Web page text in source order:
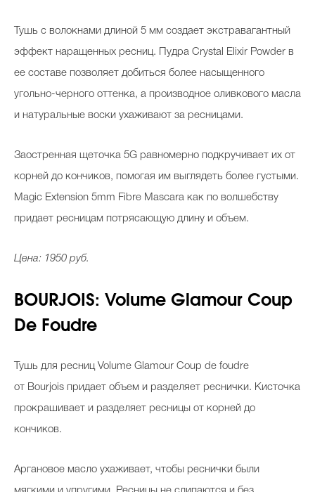
Тушь с волокнами длиной 5 мм создает экстравагантный
эффект наращенных ресниц. Пудра Crystal Elixir Powder в
ее составе позволяет добиться более насыщенного
угольно-черного оттенка, а производное оливкового масла
и натуральные воски ухаживают за ресницами.
Заостренная щеточка 5G равномерно подкручивает их от
корней до кончиков, помогая им выглядеть более густыми.
Magic Extension 5mm Fibre Mascara как по волшебству
придает ресницам потрясающую длину и объем.
Цена: 1950 руб.
BOURJOIS: Volume Glamour Coup
De Foudre
Тушь для ресниц Volume Glamour Coup de foudre
от Bourjois придает объем и разделяет реснички. Кисточка
прокрашивает и разделяет ресницы от корней до
кончиков.
Аргановое масло ухаживает, чтобы реснички были